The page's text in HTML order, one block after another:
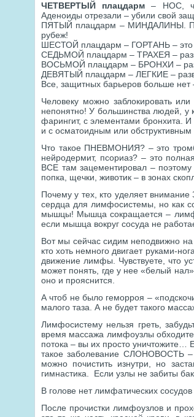
ЧЕТВЕРТЫЙ плацдарм – НОС,
Аденоиды отрезали – убили свой
ПЯТЫЙ плацдарм – МИНДАЛИНЫ.
рубеж!
ШЕСТОЙ плацдарм – ГОРТАНЬ – это
СЕДЬМОЙ плацдарм – ТРАХЕЯ –
ВОСЬМОЙ плацдарм – БРОНХИ –
ДЕВЯТЫЙ плацдарм – ЛЕГКИЕ –
Все, защитных барьеров больше
Человеку можно заблокировать
непонятно! У большинства людей, у
фарингит, с элементами бронхита.
и с осматоидным или обструктивным
Что такое ПНЕВМОНИЯ? – это
нейродермит, псориаз? – это
ВСЕ там зацементировал – поэтому
попка, щечки, животик – в зонах
Почему у тех, кто уделяет
сердца для лимфосистемы, но как
мышцы! Мышца сокращается –
если мышца вокруг сосуда не
Вот мы сейчас сидим неподвижно
кто хоть немного двигает руками-
движение лимфы. Чувствуете, что
может понять, где у нее «белый
оно и прояснится.
А чтоб не было геморроя –
малого таза. А не будет такого
Лимфосистему нельзя греть,
время массажа лимфоузлы
потока – вы их просто уничтожите…
такое заболевание СЛОНОВОСТЬ
можно почистить изнутри, но
гимнастика. Если узлы не забиты
В голове нет лимфатических
После прочистки лимфоузлов и